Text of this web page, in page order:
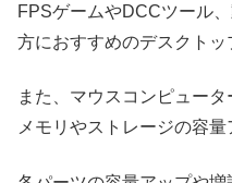
FPSゲームやDCCツール
方におすすめのデスクトッ
また、マウスコンピュー
メモリやストレージの容量